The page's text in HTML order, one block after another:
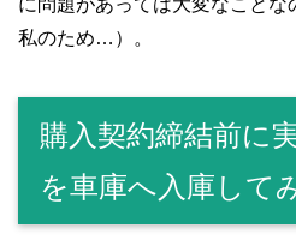
私のため…）。
購入契約締結前に
を車庫へ入庫して